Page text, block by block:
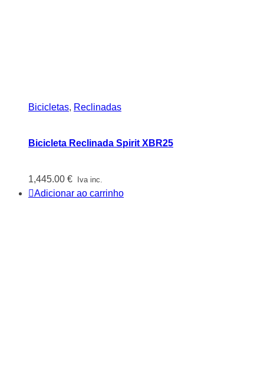
Bicicletas, Reclinadas
Bicicleta Reclinada Spirit XBR25
1,445.00 € Iva inc.
Adicionar ao carrinho